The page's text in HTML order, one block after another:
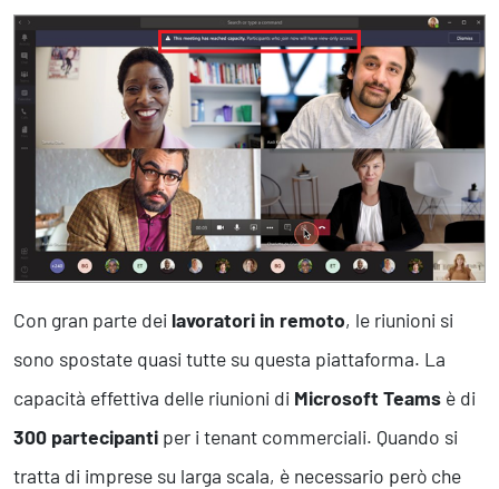
Sostenibilità
Collaborative Design
Social Impacts
Europe
Digital
Modern Infrastructure
Produttività & Lavoro in Team
Remote Working & Video e Audio Conferencing
Business Intelligence, Analitiche e Intelligenza Artificiale
Sviluppo App
Operation
Smart Working
Con gran parte dei lavoratori in remoto, le riunioni si
sono spostate quasi tutte su questa piattaforma. La
capacità effettiva delle riunioni di Microsoft Teams è di
300 partecipanti per i tenant commerciali. Quando si
tratta di imprese su larga scala, è necessario però che